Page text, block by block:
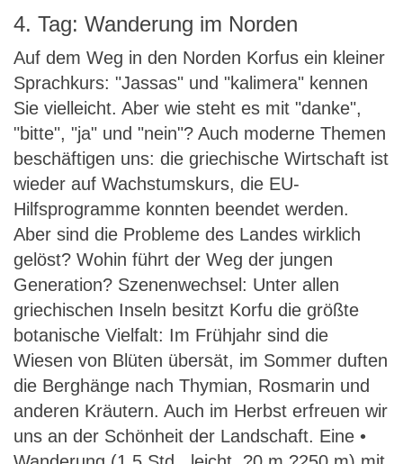
4. Tag: Wanderung im Norden
Auf dem Weg in den Norden Korfus ein kleiner
Sprachkurs: "Jassas" und "kalimera" kennen
Sie vielleicht. Aber wie steht es mit "danke",
"bitte", "ja" und "nein"? Auch moderne Themen
beschäftigen uns: die griechische Wirtschaft ist
wieder auf Wachstumskurs, die EU-
Hilfsprogramme konnten beendet werden.
Aber sind die Probleme des Landes wirklich
gelöst? Wohin führt der Weg der jungen
Generation? Szenenwechsel: Unter allen
griechischen Inseln besitzt Korfu die größte
botanische Vielfalt: Im Frühjahr sind die
Wiesen von Blüten übersät, im Sommer duften
die Berghänge nach Thymian, Rosmarin und
anderen Kräutern. Auch im Herbst erfreuen wir
uns an der Schönheit der Landschaft. Eine •